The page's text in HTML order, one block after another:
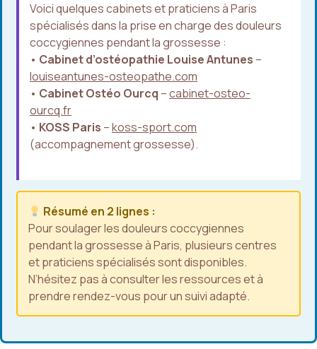
Voici quelques cabinets et praticiens à Paris
spécialisés dans la prise en charge des douleurs
coccygiennes pendant la grossesse :
• Cabinet d’ostéopathie Louise Antunes –
louiseantunes-osteopathe.com
• Cabinet Ostéo Ourcq –cabinet-osteo-
ourcq.fr
• KOSS Paris –koss-sport.com
(accompagnement grossesse).
Résumé en 2 lignes :
Pour soulager les douleurs coccygiennes
pendant la grossesse à Paris, plusieurs centres
et praticiens spécialisés sont disponibles.
N’hésitez pas à consulter les ressources et à
prendre rendez-vous pour un suivi adapté.